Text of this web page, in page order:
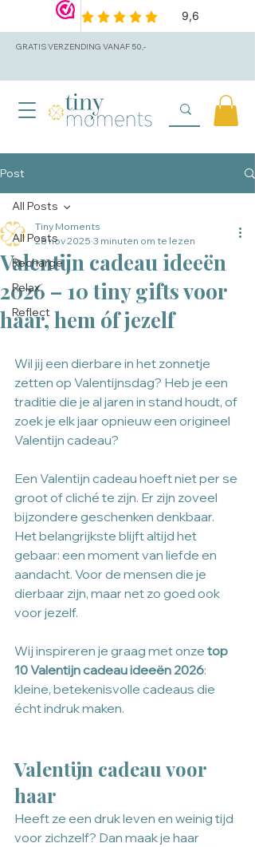
GRATIS VERZENDING VANAF 50,-
Post
All Posts
Recharge
Relax
Reflect
All Posts
Valentijn cadeau ideeën
2026 – 10 tiny gifts voor
haar, hem óf jezelf
Tiny Moments
28 nov 2025 3 minuten om te lezen
Wil jij een dierbare in het zonnetje
zetten op Valentijnsdag? Heb je een
traditie die je al jaren in stand houdt, of
zoek je elk jaar opnieuw een origineel
Valentijn cadeau?
Een Valentijn cadeau hoeft niet per se
groot of cliché te zijn. Er zijn zoveel
bijzondere geschenken denkbaar.
Het belangrijkste blijft altijd het
gebaar: een moment van liefde en
aandacht. Voor de mensen die je
dierbaar zijn, maar net zo goed ook
voor jezelf.
Wij inspireren je graag met onze top
10 Valentijn cadeau ideeën 2026:
kleine, betekenisvolle cadeaus die
écht indruk maken.
Valentijn cadeau voor
haar
Heeft ze een druk leven en weinig tijd
voor zichzelf? Dan maak je haar